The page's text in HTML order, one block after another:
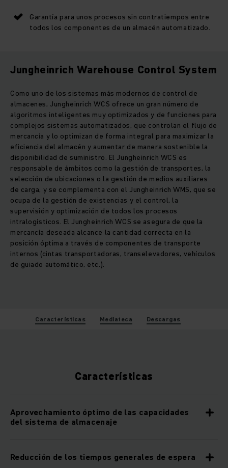
Garantía para unos procesos sin contratiempos entre
todos los componentes de un almacén automatizado.
Jungheinrich Warehouse Control System
Como uno de los sistemas más modernos de control de
almacenes, Jungheinrich WCS ofrece un gran número de
algoritmos inteligentes muy optimizados y de funciones para
complejos sistemas automatizados, que controlan el flujo de
mercancía y lo optimizan de forma integral para maximizar la
eficiencia del almacén y aumentar de manera sostenible la
disponibilidad de suministro. El Jungheinrich WCS es
responsable de ámbitos como la gestión de transportes, la
selección de ubicaciones o la gestión de medios auxiliares
de carga, y se complementa con el Jungheinrich WMS, que se
ocupa de la gestión de existencias y el control, la
supervisión y optimización de todos los procesos
intralogísticos. El Jungheinrich WCS se asegura de que la
mercancía deseada alcance la cantidad correcta en la
posición óptima a través de componentes de transporte
internos (cintas transportadoras, transelevadores, vehículos
de guiado automático, etc.).
Características Mediateca Descargas
Características
Aprovechamiento óptimo de las capacidades
del sistema de almacenaje
Reducción de los tiempos generales de espera